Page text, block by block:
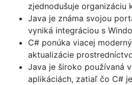
zjednodušuje organizáciu
Java je známa svojou
vyniká integráciou s
C# ponúka viacej
aktualizácie
Java je široko používaná
aplikáciách, zatiaľ čo C#